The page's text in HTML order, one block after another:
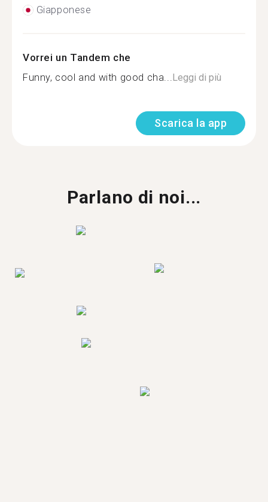
Giapponese
Vorrei un Tandem che
Funny, cool and with good cha...Leggi di più
Scarica la app
Parlano di noi...